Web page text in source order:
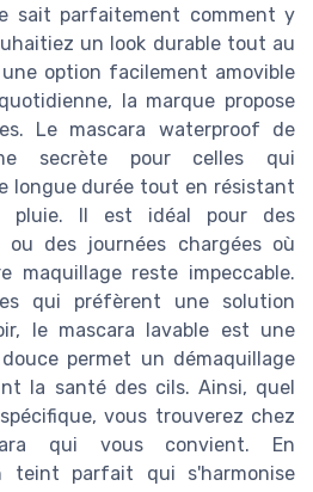
sait parfaitement comment y
un look durable tout au
option facilement amovible
la marque propose
Le mascara waterproof de
secrète pour celles qui
longue durée tout en résistant
pluie. Il est idéal pour des
ou des journées chargées où
maquillage reste impeccable.
qui préfèrent une solution
le mascara lavable est une
permet un démaquillage
la santé des cils. Ainsi, quel
vous trouverez chez
qui vous convient. En
teint parfait qui s'harmonise